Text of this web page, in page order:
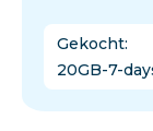
Gekocht:
20GB-7-